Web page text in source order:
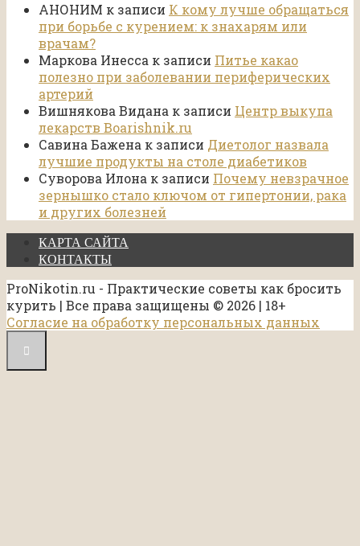
АНОНИМ к записи К кому лучше обращаться
при борьбе с курением: к знахарям или
врачам?
Маркова Инесса к записи Питье какао
полезно при заболевании периферических
артерий
Вишнякова Видана к записи Центр выкупа
лекарств Boarishnik.ru
Савина Бажена к записи Диетолог назвала
лучшие продукты на столе диабетиков
Суворова Илона к записи Почему невзрачное
зернышко стало ключом от гипертонии, рака
и других болезней
КАРТА САЙТА
КОНТАКТЫ
ProNikotin.ru - Практические советы как бросить
курить | Все права защищены © 2026 | 18+
Согласие на обработку персональных данных